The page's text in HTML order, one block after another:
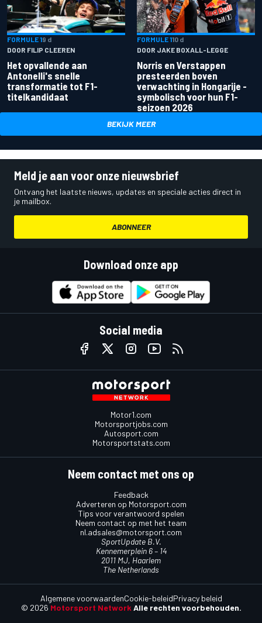
FORMULE 19 d
DOOR FILIP CLEEREN
Het opvallende aan
Antonelli's snelle
transformatie tot F1-
titelkandidaat
FORMULE 110 d
DOOR JAKE BOXALL-LEGGE
Norris en Verstappen
presteerden boven
verwachting in Hongarije -
symbolisch voor hun F1-
seizoen 2026
BEKIJK MEER
Meld je aan voor onze nieuwsbrief
Ontvang het laatste nieuws, updates en speciale acties direct in
je mailbox.
ABONNEER
Download onze app
Social media
Motor1.com
Motorsportjobs.com
Autosport.com
Motorsportstats.com
Neem contact met ons op
Feedback
Adverteren op Motorsport.com
Tips voor verantwoord spelen
Neem contact op met het team
nl.adsales@motorsport.com
SportUpdate B.V.
Kennemerplein 6 – 14
2011 MJ, Haarlem
The Netherlands
© 2026 Motorsport Network Alle rechten voorbehouden.
Algemene voorwaardenCookie-beleidPrivacy beleid